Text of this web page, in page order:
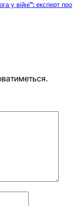
у війні”: експерт про